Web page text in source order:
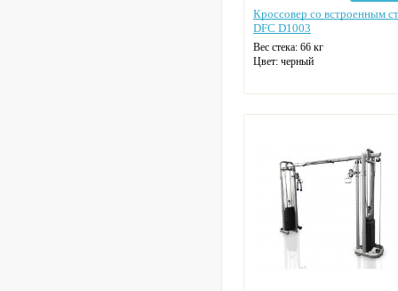
Кроссовер со встроенным
DFC D1003
Вес стека: 66 кг
Цвет: черный